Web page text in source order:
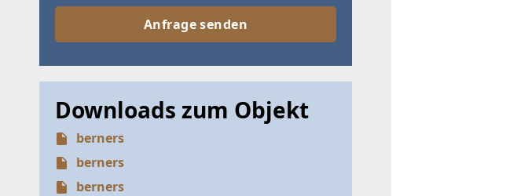
Anfrage senden
Downloads zum Objekt
berners
berners
berners